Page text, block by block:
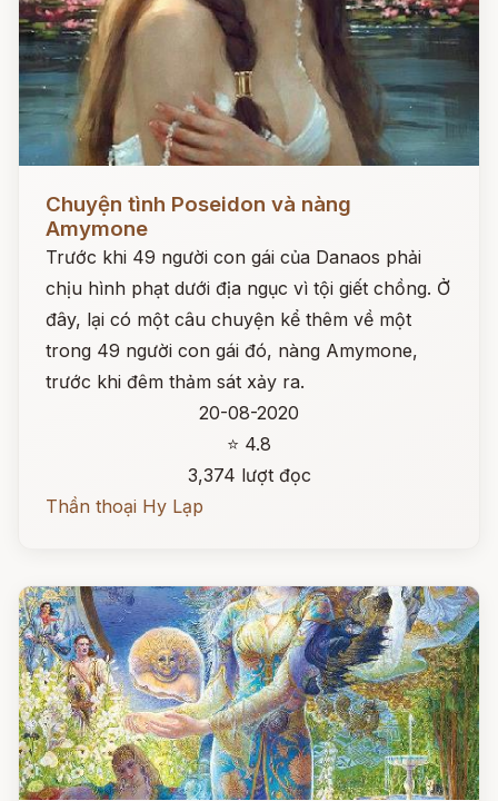
Chuyện tình Poseidon và nàng
Amymone
Trước khi 49 người con gái của Danaos phải
chịu hình phạt dưới địa ngục vì tội giết chồng. Ở
đây, lại có một câu chuyện kể thêm về một
trong 49 người con gái đó, nàng Amymone,
trước khi đêm thảm sát xảy ra.
20-08-2020
⭐ 4.8
3,374 lượt đọc
Thần thoại Hy Lạp